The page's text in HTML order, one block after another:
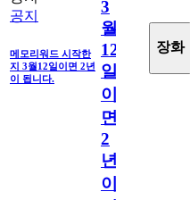
공지
메모리워드 시작한
지 3월12일이면 2년
이 됩니다.
3
월
12
일
이
면
2
년
이
장화